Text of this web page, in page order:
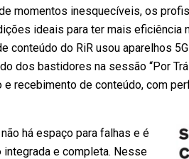
momentos inesquecíveis, os
ideais para ter mais eficiência
conteúdo do RiR usou aparelhos
dos bastidores na sessão “Por
recebimento de conteúdo, com
há espaço para falhas e é
e completa. Nesse